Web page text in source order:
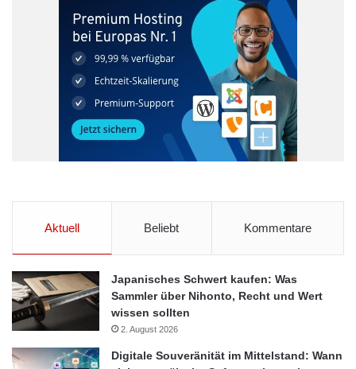
Aktuell Beliebt Kommentare
Japanisches Schwert kaufen: Was
Sammler über Nihonto, Recht und Wert
wissen sollten
2. August 2026
Digitale Souveränität im Mittelstand: Wann